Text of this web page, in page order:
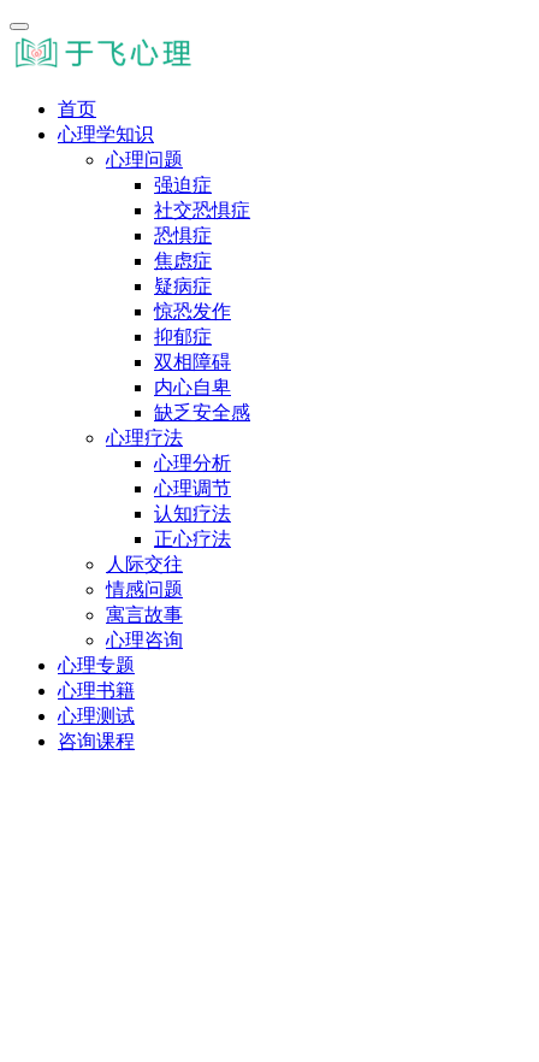
首页
心理学知识
心理问题
强迫症
社交恐惧症
恐惧症
焦虑症
疑病症
惊恐发作
抑郁症
双相障碍
内心自卑
缺乏安全感
心理疗法
心理分析
心理调节
认知疗法
正心疗法
人际交往
情感问题
寓言故事
心理咨询
心理专题
心理书籍
心理测试
咨询课程